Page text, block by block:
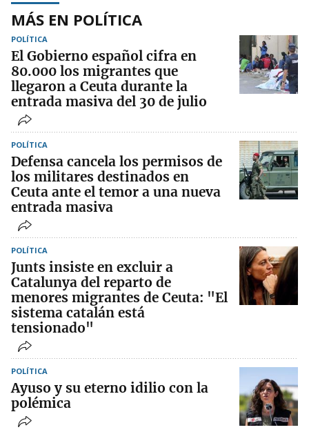
MÁS EN POLÍTICA
POLÍTICA
El Gobierno español cifra en
80.000 los migrantes que
llegaron a Ceuta durante la
entrada masiva del 30 de julio
POLÍTICA
Defensa cancela los permisos de
los militares destinados en
Ceuta ante el temor a una nueva
entrada masiva
POLÍTICA
Junts insiste en excluir a
Catalunya del reparto de
menores migrantes de Ceuta: "El
sistema catalán está
tensionado"
POLÍTICA
Ayuso y su eterno idilio con la
polémica